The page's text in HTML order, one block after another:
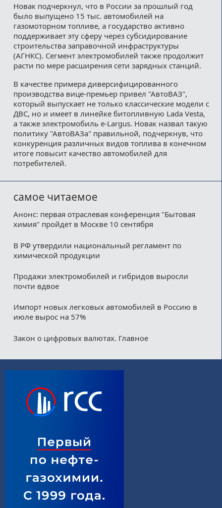
Новак подчеркнул, что в России за прошлый год
было выпущено 15 тыс. автомобилей на
газомоторном топливе, а государство активно
поддерживает эту сферу через субсидирование
строительства заправочной инфраструктуры
(АГНКС). Сегмент электромобилей также продолжит
расти по мере расширения сети зарядных станций.
В качестве примера диверсифицированного
производства вице-премьер привел "АвтоВАЗ",
который выпускает не только классические модели с
ДВС, но и имеет в линейке битопливную Lada Vesta,
а также электромобиль e-Largus. Новак назвал такую
политику "АвтоВАЗа" правильной, подчеркнув, что
конкуренция различных видов топлива в конечном
итоге повысит качество автомобилей для
потребителей.
самое читаемое
Анонс: первая отраслевая конференция "Бытовая
химия" пройдет в Москве 10 сентября
В РФ утвердили национальный регламент по
химической продукции
Продажи электромобилей и гибридов выросли
почти вдвое
Импорт новых легковых автомобилей в Россию в
июле вырос на 57%
Закон о цифровых валютах. Главное